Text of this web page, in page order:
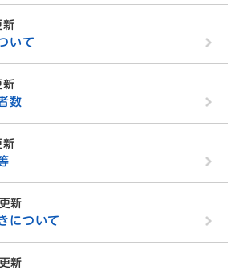
いて
数
新
について
新